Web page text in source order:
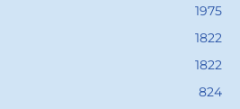
1975
1822
1822
824